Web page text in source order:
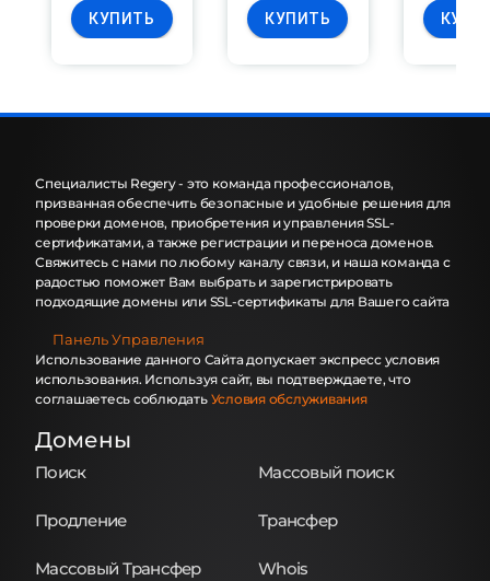
КУПИТЬ КУПИТЬ
Специалисты Regery - это команда профессионалов,
призванная обеспечить безопасные и удобные решения для
проверки доменов, приобретения и управления SSL-
сертификатами, а также регистрации и переноса доменов.
Свяжитесь с нами по любому каналу связи, и наша команда с
радостью поможет Вам выбрать и зарегистрировать
подходящие домены или SSL-сертификаты для Вашего сайта
Панель Управления
Использование данного Сайта допускает экспресс условия
использования. Используя сайт, вы подтверждаете, что
соглашаетесь соблюдать Условия обслуживания
Домены
Поиск Массовый поиск
Продление Трансфер
Массовый Трансфер Whois